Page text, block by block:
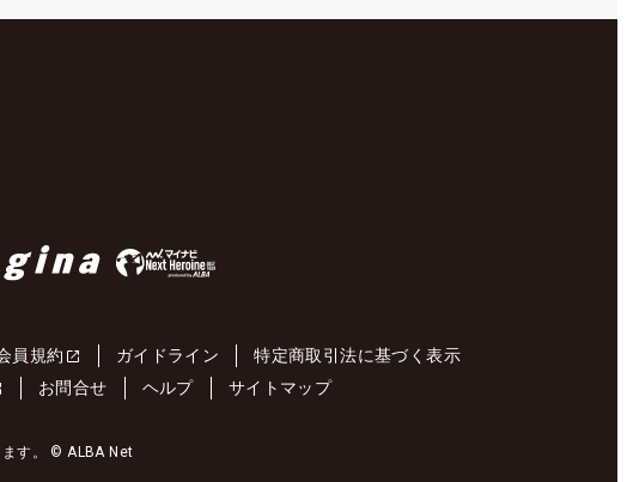
員規約 ガイドライン
特定商取引法に基づく表示
お問合せ ヘルプ サイトマップ
ます。 © ALBA Net